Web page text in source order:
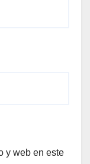
y web en este